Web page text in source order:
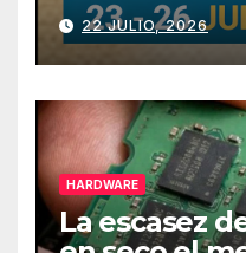
julio
22 JULIO, 2026
HARDWARE
La escasez